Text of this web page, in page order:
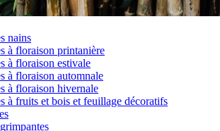
nains
à floraison printanière
à floraison estivale
à floraison automnale
à floraison hivernale
à fruits et bois et feuillage décoratifs